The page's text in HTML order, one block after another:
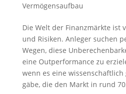
Vermögensaufbau
Die Welt der Finanzmärkte ist
und Risiken. Anleger suchen
Wegen, diese
eine Outperformance zu
wenn es eine wissenschaftlich
gäbe, die den Markt in rund